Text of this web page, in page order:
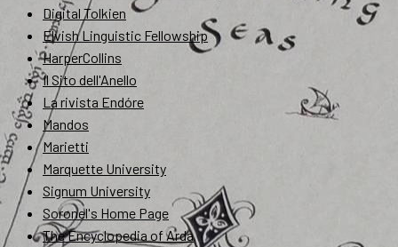
Digital Tolkien
Elvish Linguistic Fellowship
HarperCollins
Il Sito dell'Anello
La rivista Endóre
Mandos
Marietti
Marquette University
Signum University
Soronel's Home Page
The Encyclopedia of Arda